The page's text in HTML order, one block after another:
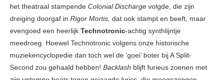
het theatraal stampende Colonial Discharge volgde, die zijn
dreiging doorgaf in Rigor Mortis, dat ook stampt en beeft, maar
evengoed een heerlijk Technotronic-achtig synthlijntje
meedroeg. Hoewel Technotronic volgens onze historische
muziekencyclopedie dan toch wel de ‘goei’ boter bij A Split-
Second zou gehaald hebben! Backlash blijft furieus zoenen met